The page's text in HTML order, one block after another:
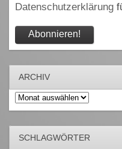
Datenschutzerklärung
ARCHIV
Archiv
SCHLAGWÖRTER